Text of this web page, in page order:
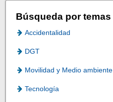
Búsqueda por temas
Accidentalidad
DGT
Movilidad y Medio ambiente
Tecnología